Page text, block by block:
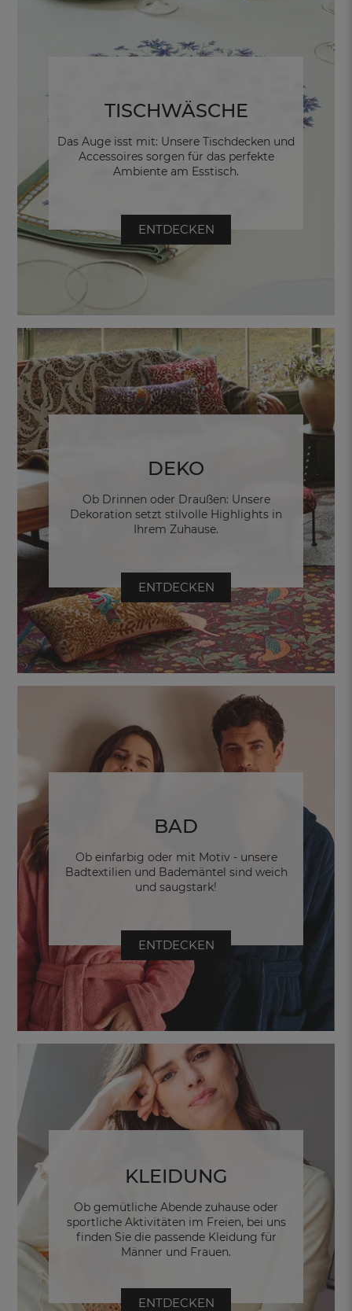
TISCHWÄSCHE
Das Auge isst mit: Unsere Tischdecken und
Accessoires sorgen für das perfekte
Ambiente am Esstisch.
ENTDECKEN
DEKO
Ob Drinnen oder Draußen: Unsere
Dekoration setzt stilvolle Highlights in
Ihrem Zuhause.
ENTDECKEN
BAD
Ob einfarbig oder mit Motiv - unsere
Badtextilien und Bademäntel sind weich
und saugstark!
ENTDECKEN
KLEIDUNG
Ob gemütliche Abende zuhause oder
sportliche Aktivitäten im Freien, bei uns
finden Sie die passende Kleidung für
Männer und Frauen.
ENTDECKEN